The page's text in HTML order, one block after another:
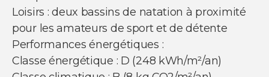
Loisirs : deux bassins de natation à proximité
pour les amateurs de sport et de détente
Performances énergétiques :
Classe énergétique : D (248 kWh/m²/an)